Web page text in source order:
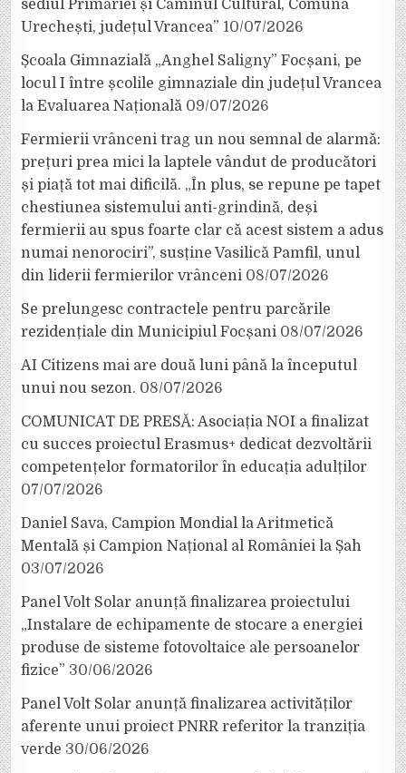
sediul Primăriei și Căminul Cultural, Comuna
Urechești, județul Vrancea” 10/07/2026
Școala Gimnazială „Anghel Saligny” Focșani, pe
locul I între școlile gimnaziale din județul Vrancea
la Evaluarea Națională 09/07/2026
Fermierii vrânceni trag un nou semnal de alarmă:
prețuri prea mici la laptele vândut de producători
și piață tot mai dificilă. „În plus, se repune pe tapet
chestiunea sistemului anti-grindină, deși
fermierii au spus foarte clar că acest sistem a adus
numai nenorociri”, susține Vasilică Pamfil, unul
din liderii fermierilor vrânceni 08/07/2026
Se prelungesc contractele pentru parcările
rezidențiale din Municipiul Focșani 08/07/2026
AI Citizens mai are două luni până la începutul
unui nou sezon. 08/07/2026
COMUNICAT DE PRESĂ: Asociația NOI a finalizat
cu succes proiectul Erasmus+ dedicat dezvoltării
competențelor formatorilor în educația adulților
07/07/2026
Daniel Sava, Campion Mondial la Aritmetică
Mentală și Campion Național al României la Șah
03/07/2026
Panel Volt Solar anunță finalizarea proiectului
„Instalare de echipamente de stocare a energiei
produse de sisteme fotovoltaice ale persoanelor
fizice” 30/06/2026
Panel Volt Solar anunță finalizarea activităților
aferente unui proiect PNRR referitor la tranziția
verde 30/06/2026